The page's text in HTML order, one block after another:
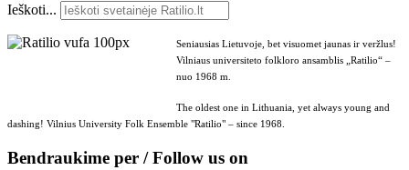
Ieškoti...
Seniausias Lietuvoje, bet visuomet jaunas ir veržlus!
Vilniaus universiteto folkloro ansamblis „Ratilio“ –
nuo 1968 m.
The oldest one in Lithuania, yet always young and
dashing! Vilnius University Folk Ensemble "Ratilio" – since 1968.
Bendraukime per / Follow us on